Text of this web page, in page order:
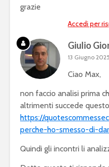
grazie
Accedi per
Giulio
13 Giugno
Ciao Max,
non faccio analisi prima
altrimenti succede
https://
perche-ho-smesso-di-
Quindi gli incontri li